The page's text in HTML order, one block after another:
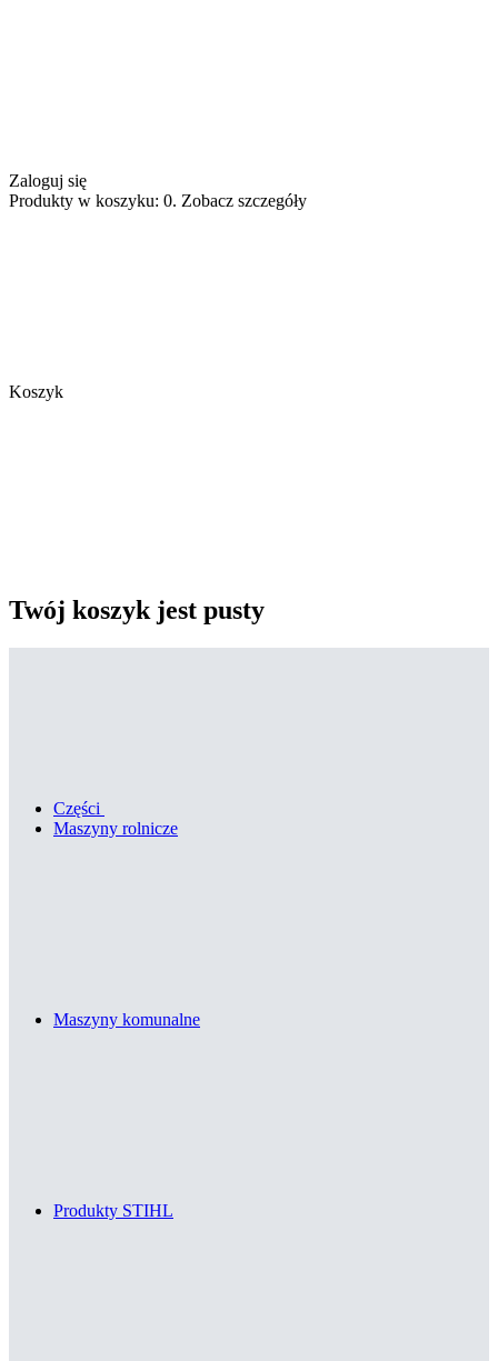
Zaloguj się
Produkty w koszyku: 0. Zobacz szczegóły
Koszyk
Twój koszyk jest pusty
Części
Maszyny rolnicze
Maszyny komunalne
Produkty STIHL